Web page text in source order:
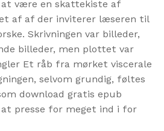
være en skattekiste af
af af der inviterer læseren til
Skrivningen var billeder,
billeder, men plottet var
Et råb fra mørket viscerale
selvom grundig, føltes
download gratis epub
presse for meget ind i for